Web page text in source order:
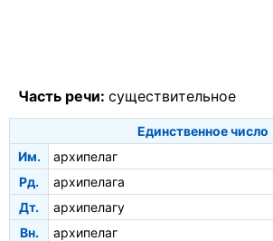
Часть речи: существительное
Единственное число
Им.
архипелаг
Рд.
архипелага
Дт.
архипелагу
Вн.
архипелаг